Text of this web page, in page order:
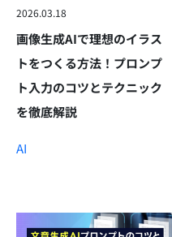
2026.03.18
画像生成AIで理想のイラス
トをつくる方法！プロンプ
ト入力のコツとテクニック
を徹底解説
AI